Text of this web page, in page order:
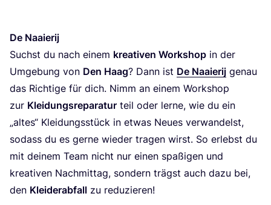
De Naai­er­ij
Suchst du nach einem krea­ti­ven Work­shop in der
Umge­bung von Den Haag? Dann ist De Naai­er­ij genau
das Rich­ti­ge für dich. Nimm an einem Work­shop
zur Klei­dungs­re­pa­ra­tur teil oder ler­ne, wie du ein
„altes“ Klei­dungs­stück in etwas Neu­es ver­wan­delst,
sodass du es ger­ne wie­der tra­gen wirst. So erlebst du
mit dei­nem Team nicht nur einen spa­ßi­gen und
krea­ti­ven Nach­mit­tag, son­dern trägst auch dazu bei,
den Klei­der­ab­fall zu reduzieren!